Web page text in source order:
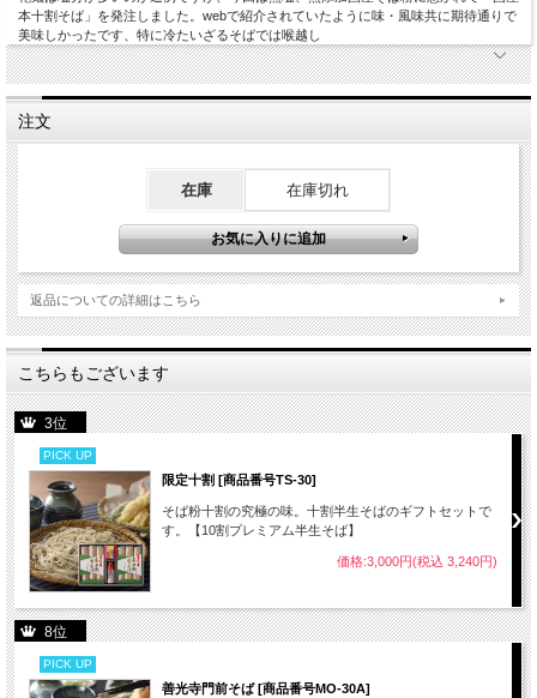
本十割そば」を発注しました。webで紹介されていたように味・風味共に期待通りで
美味しかったです、特に冷たいざるそばでは喉越し
注文
在庫 在庫切れ
返品についての詳細はこちら
こちらもございます
3位
PICK UP
限定十割 [商品番号TS-30]
そば粉十割の究極の味。十割半生そばのギフトセットで
す。【10割プレミアム半生そば】
価格:3,000円(税込 3,240円)
8位
PICK UP
善光寺門前そば [商品番号MO-30A]